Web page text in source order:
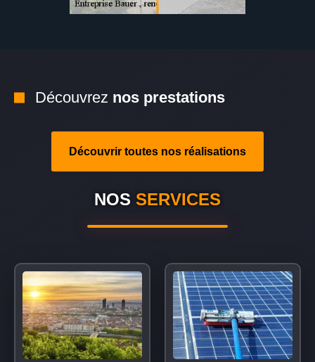
Découvrez nos prestations
Découvrir toutes nos réalisations
NOS SERVICES